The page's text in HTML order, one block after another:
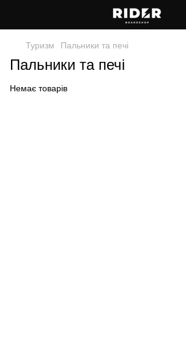
Туризм Пальники та печі
Пальники та печі
Немає товарів